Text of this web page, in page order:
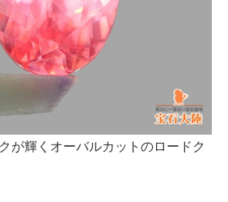
が輝くオーバルカットのロードク